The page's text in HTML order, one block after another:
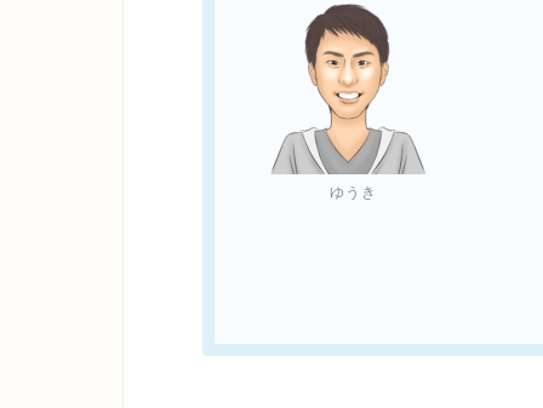
ゆうき